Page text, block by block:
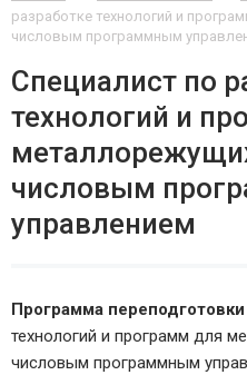
разработке технологий и
числовым программным
Специалист по
технологий и
числовым
управлением
Программа переподготовки
технологий и программ для
числовым программным